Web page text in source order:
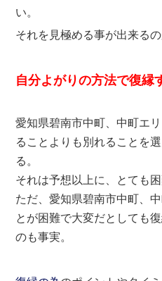
い。
それを見極める事が出来る
自分よがりの方法で復縁
愛知県碧南市中町、中町エ
ることよりも別れることを
る。
それは予想以上に、とても困
ただ、愛知県碧南市中町、
とが困難で大変だとしても
のも事実。